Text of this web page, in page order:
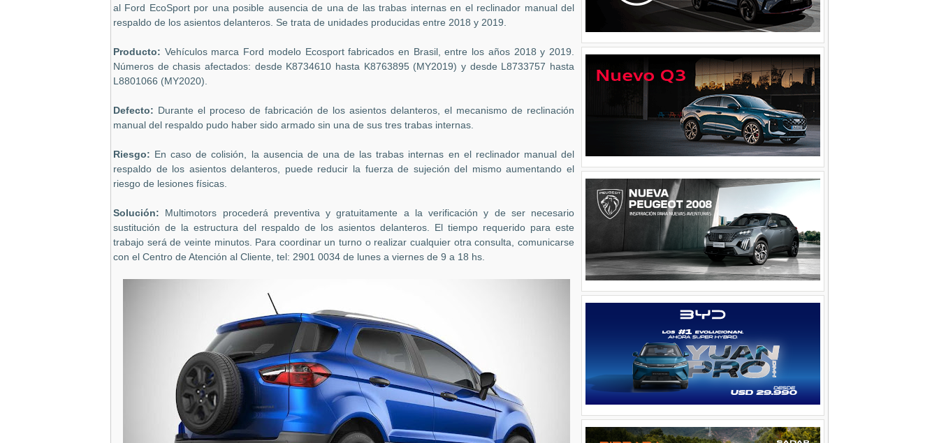
al Ford EcoSport por una posible ausencia de una de las trabas internas en el reclinador manual del
respaldo de los asientos delanteros. Se trata de unidades producidas entre 2018 y 2019.
Producto: Vehículos marca Ford modelo Ecosport fabricados en Brasil, entre los años 2018 y 2019.
Números de chasis afectados: desde K8734610 hasta K8763895 (MY2019) y desde L8733757 hasta
L8801066 (MY2020).
Defecto: Durante el proceso de fabricación de los asientos delanteros, el mecanismo de reclinación
manual del respaldo pudo haber sido armado sin una de sus tres trabas internas.
Riesgo: En caso de colisión, la ausencia de una de las trabas internas en el reclinador manual del
respaldo de los asientos delanteros, puede reducir la fuerza de sujeción del mismo aumentando el
riesgo de lesiones físicas.
Solución:
Multimotors procederá preventiva y gratuitamente a la verificación y de ser necesario
sustitución de la estructura del respaldo de los asientos delanteros. El tiempo requerido para este
trabajo será de veinte minutos. Para coordinar un turno o realizar cualquier otra consulta, comunicarse
con el Centro de Atención al Cliente, tel: 2901 0034 de lunes a viernes de 9 a 18 hs.